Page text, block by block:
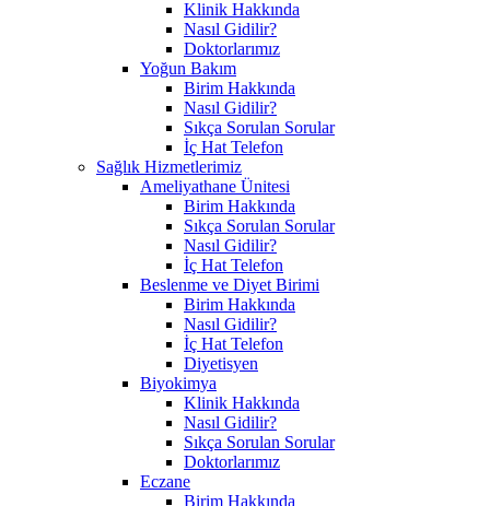
Klinik Hakkında
Nasıl Gidilir?
Doktorlarımız
Yoğun Bakım
Birim Hakkında
Nasıl Gidilir?
Sıkça Sorulan Sorular
İç Hat Telefon
Sağlık Hizmetlerimiz
Ameliyathane Ünitesi
Birim Hakkında
Sıkça Sorulan Sorular
Nasıl Gidilir?
İç Hat Telefon
Beslenme ve Diyet Birimi
Birim Hakkında
Nasıl Gidilir?
İç Hat Telefon
Diyetisyen
Biyokimya
Klinik Hakkında
Nasıl Gidilir?
Sıkça Sorulan Sorular
Doktorlarımız
Eczane
Birim Hakkında